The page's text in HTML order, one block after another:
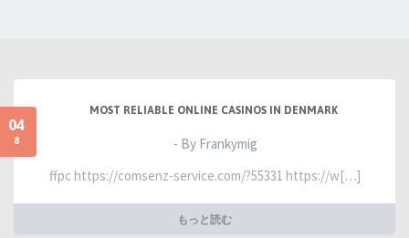
04
8
MOST RELIABLE ONLINE CASINOS IN DENMARK
- By Frankymig
ffpc https://comsenz-service.com/?55331 https://w[…]
もっと読む